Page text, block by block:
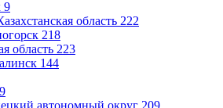
9
область 222
218
область 223
144
автономный округ 209